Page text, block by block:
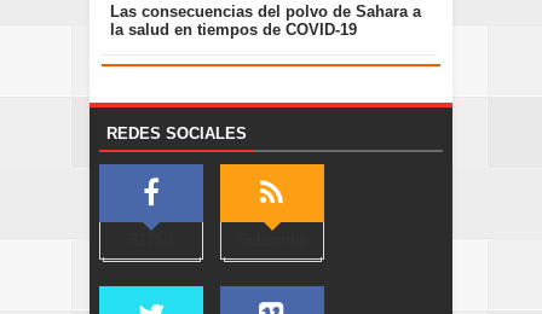
Las consecuencias del polvo de Sahara a
la salud en tiempos de COVID-19
REDES SOCIALES